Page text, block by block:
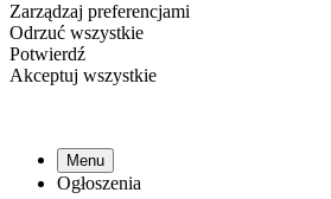
Zarządzaj preferencjami
Odrzuć wszystkie
Potwierdź
Akceptuj wszystkie
Menu
Ogłoszenia